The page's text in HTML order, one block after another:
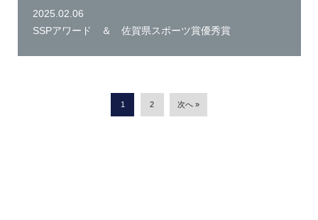
2025.02.06
SSPアワード ＆ 佐賀県スポーツ賞優秀賞
1 2 次へ »